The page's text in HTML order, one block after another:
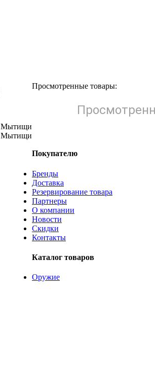
Просмотренные товары:
Покупателю
Бренды
Доставка
Резервирование товара
Партнеры
О компании
Новости
Скидки
Контакты
Каталог товаров
Оружие